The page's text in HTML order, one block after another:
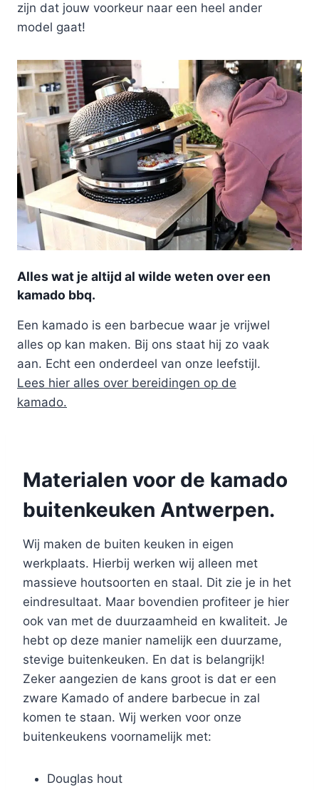
zijn dat jouw voorkeur naar een heel ander
model gaat!
Alles wat je altijd al wilde weten over een
kamado bbq.
Een kamado is een barbecue waar je vrijwel
alles op kan maken. Bij ons staat hij zo vaak
aan. Echt een onderdeel van onze leefstijl.
Lees hier alles over bereidingen op de
kamado.
Materialen voor de kamado
buitenkeuken Antwerpen.
Wij maken de buiten keuken in eigen
werkplaats. Hierbij werken wij alleen met
massieve houtsoorten en staal. Dit zie je in het
eindresultaat. Maar bovendien profiteer je hier
ook van met de duurzaamheid en kwaliteit. Je
hebt op deze manier namelijk een duurzame,
stevige buitenkeuken. En dat is belangrijk!
Zeker aangezien de kans groot is dat er een
zware Kamado of andere barbecue in zal
komen te staan. Wij werken voor onze
buitenkeukens voornamelijk met:
Douglas hout